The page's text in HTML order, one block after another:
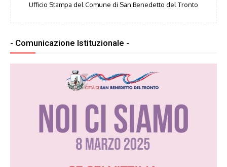
Ufficio Stampa del Comune di San Benedetto del Tronto
- Comunicazione Istituzionale -